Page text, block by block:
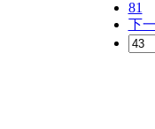
81
下